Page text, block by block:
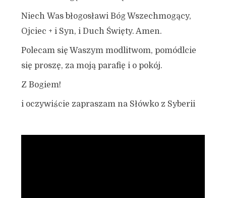
Niech Was błogosławi Bóg Wszechmogący,
Ojciec + i Syn, i Duch Święty. Amen.
Polecam się Waszym modlitwom, pomódlcie
się proszę, za moją parafię i o pokój.
Z Bogiem!
i oczywiście zapraszam na Słówko z Syberii